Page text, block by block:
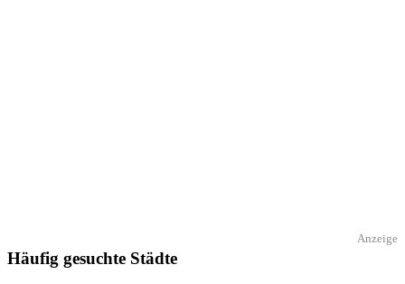
Anzeige
Häufig gesuchte Städte